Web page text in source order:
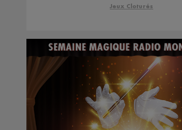
Jeux Cloturés